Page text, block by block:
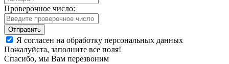
Проверочное число:
Я согласен на обработку персональных данных
Пожалуйста, заполните все поля!
Спасибо, мы Вам перезвоним